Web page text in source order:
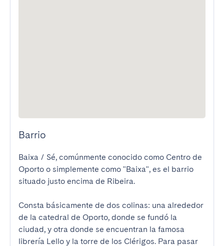
Barrio
Baixa / Sé, comúnmente conocido como Centro de
Oporto o simplemente como "Baixa", es el barrio
situado justo encima de Ribeira.
Consta básicamente de dos colinas: una alrededor
de la catedral de Oporto, donde se fundó la
ciudad, y otra donde se encuentran la famosa
librería Lello y la torre de los Clérigos. Para pasar